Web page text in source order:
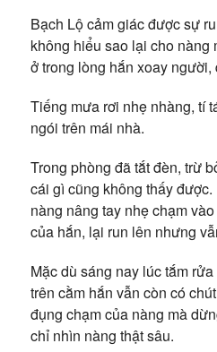
Bạch Lộ cảm giác được sự
không hiểu sao lại cho nàng
ở trong lòng hắn xoay
Tiếng mưa rơi nhẹ nhàng, tí
ngói trên mái nhà.
Trong phòng đã tắt đèn, trừ
cái gì cũng không thấy
nàng nâng tay nhẹ chạm
của hắn, lại run lên nhưng
Mặc dù sáng nay lúc tắm
trên cằm hắn vẫn còn có
đụng chạm của nàng mà
chỉ nhìn nàng thật sâu.